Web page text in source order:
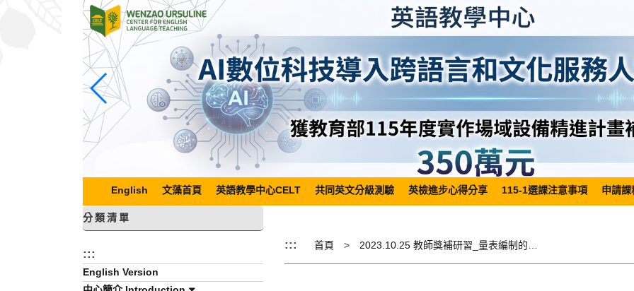
English 文藻首頁 英語教學中心CELT 共同英文分級測驗 英檢進步心得分享 115-1選課注意事項 申請
分類清單
:::
English Version
::: 首頁